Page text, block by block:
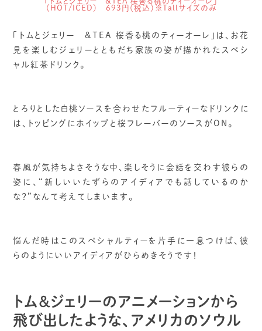
（HOT/ICED） 693円（税込）※Tallサイズのみ
「トムとジェリー &TEA 桜香る桃のティーオーレ」は、お花
見を楽しむジェリーとともだち家族の姿が描かれたスペシ
ャル紅茶ドリンク。
とろりとした白桃ソースを合わせたフルーティーなドリンクに
は、トッピングにホイップと桜フレーバーのソースがON。
春風が気持ちよさそうな中、楽しそうに会話を交わす彼らの
姿に、“新しいいたずらのアイディアでも話しているのか
な？”なんて考えてしまいます。
悩んだ時はこのスペシャルティーを片手に一息つけば、彼
らのようにいいアイディアがひらめきそうです！
トム＆ジェリーのアニメーションから
飛び出したような、アメリカのソウル